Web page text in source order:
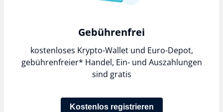
Gebührenfrei
kostenloses Krypto-Wallet und Euro-Depot,
gebührenfreier* Handel, Ein- und Auszahlungen
sind gratis
Kostenlos registrieren